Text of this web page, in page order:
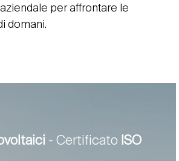
per affrontare le
domani.
- Certificato ISO